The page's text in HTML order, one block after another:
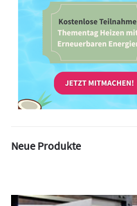
Neue Produkte